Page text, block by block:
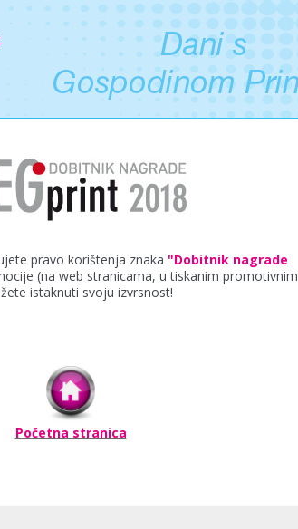
pravo korištenja znaka "Dobitnik nagrade
(na web stranicama, u tiskanim promotivnim
istaknuti svoju izvrsnost!
Početna stranica